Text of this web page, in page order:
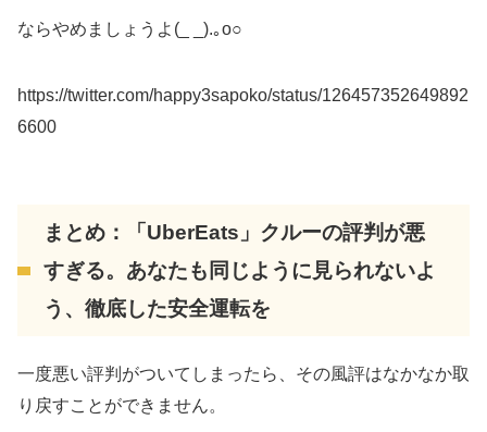
ならやめましょうよ(_ _).｡o○
https://twitter.com/happy3sapoko/status/126457352649892
6600
まとめ：「UberEats」クルーの評判が悪
すぎる。あなたも同じように見られないよ
う、徹底した安全運転を
一度悪い評判がついてしまったら、その風評はなかなか取
り戻すことができません。